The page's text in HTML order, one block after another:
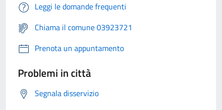
Leggi le domande frequenti
Chiama il comune 03923721
Prenota un appuntamento
Problemi in città
Segnala disservizio